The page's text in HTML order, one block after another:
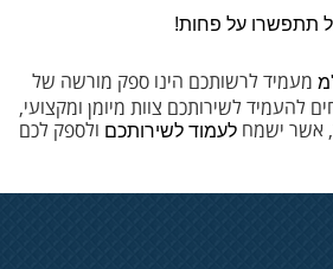
תתפשרו על פחות!
מעמיד לרשותכם הינו ספק מורשה של
להעמיד לשירותכם צוות מיומן ומקצועי,
אשר ישמחלעמוד לשירותכםולספק לכם